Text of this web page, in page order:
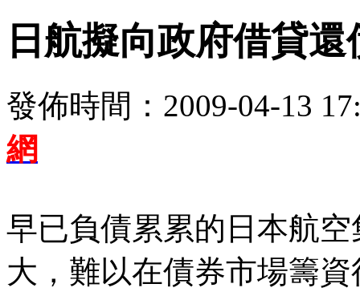
日航擬向政府借貸還
發佈時間：2009-04-13
網
早已負債累累的日本航
大，難以在債券市場籌